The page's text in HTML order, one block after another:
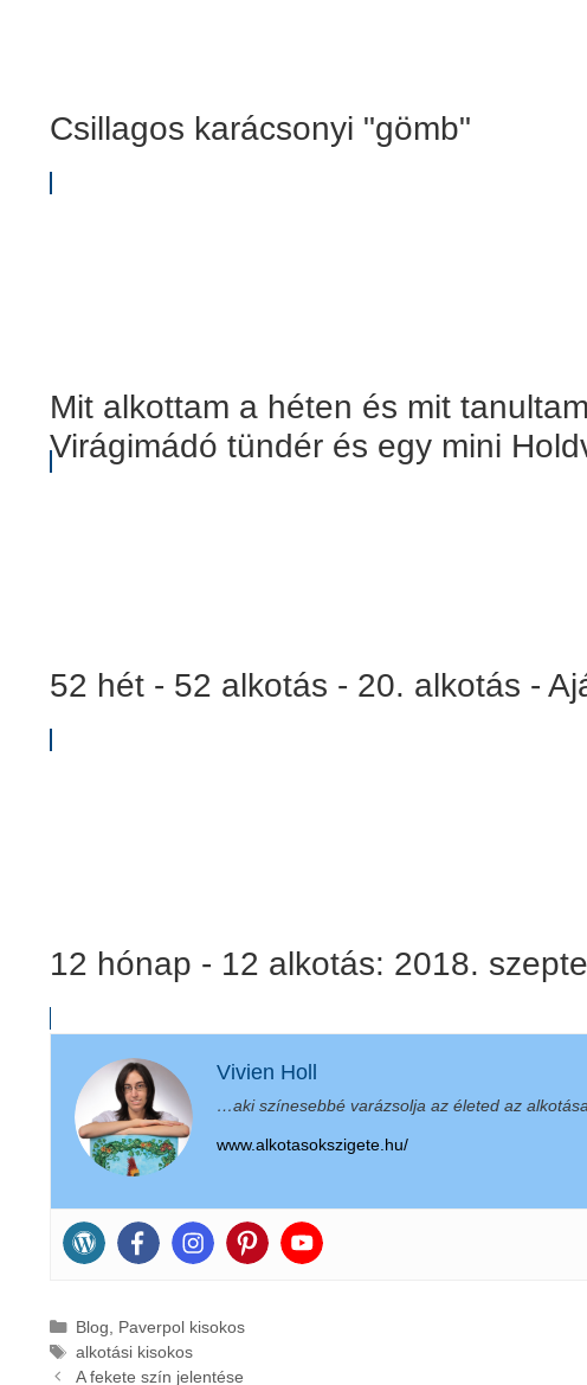
Csillagos karácsonyi "gömb"
Mit alkottam a héten és mit
Virágimádó tündér és egy mini
52 hét - 52 alkotás - 20. alkotás -
12 hónap - 12 alkotás: 2018.
Vivien Holl
…aki színesebbé varázsolja az életed az
www.alkotasokszigete.hu/
Kategória
Blog
Paverpol kisokos
Címkék
alkotási kisokos
A fekete szín jelentése